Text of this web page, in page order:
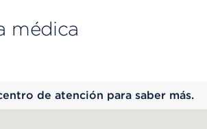
médica
de atención para saber más.